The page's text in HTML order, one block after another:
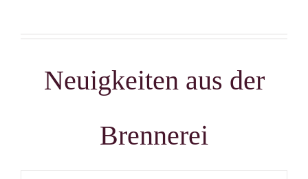
Neuigkeiten aus der
Brennerei